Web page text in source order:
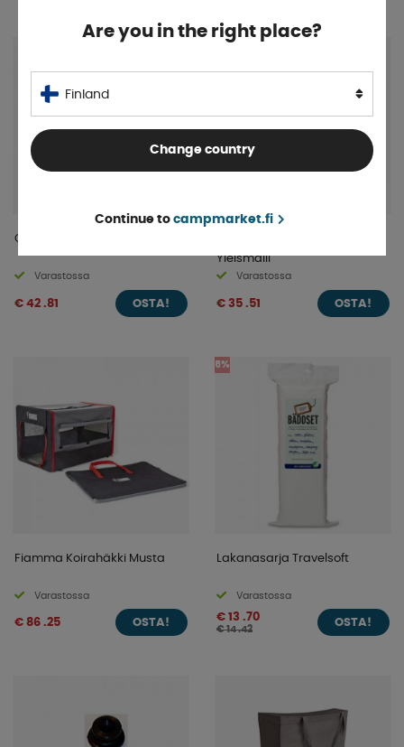
Camp4 Koiran Peti
Varastossa
€ 42 .81 OSTA!
Yleismalli
Varastossa
€ 35 .51 OSTA!
Fiamma Koirahäkki Musta
Varastossa
€ 86 .25 OSTA!
5%
Lakanasarja Travelsoft
Varastossa
€ 13 .70
€ 14 .42
OSTA!
Are you in the right place?
Finland
Change country
Continue to campmarket.fi